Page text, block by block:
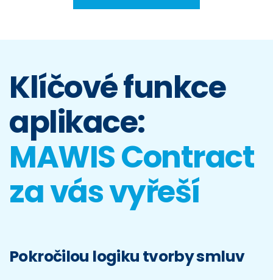
Klíčové funkce
aplikace:
MAWIS Contract
za vás vyřeší
Pokročilou logiku tvorby smluv